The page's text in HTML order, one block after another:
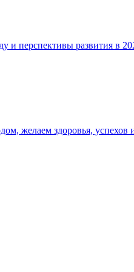
и перспективы развития в
желаем здоровья, успехов